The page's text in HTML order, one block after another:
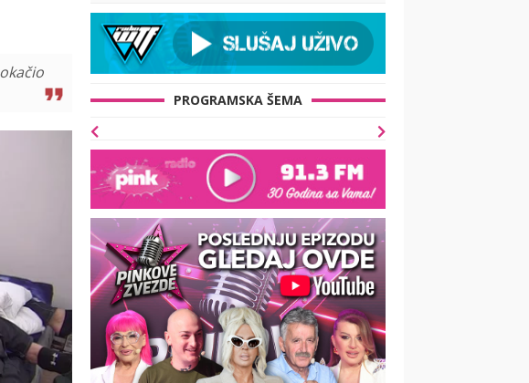
PROGRAMSKA ŠEMA